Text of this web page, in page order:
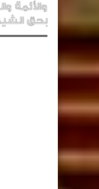
والأئمة
بحق